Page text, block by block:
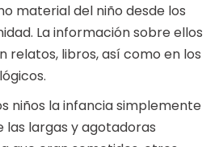
material del niño desde los
La información sobre ellos
relatos, libros, así como en los
niños la infancia simplemente
las largas y agotadoras